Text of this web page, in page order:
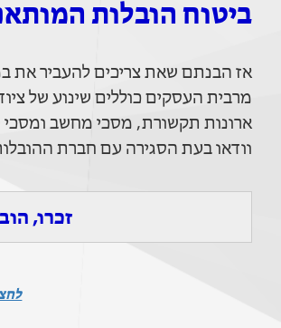
ביטוח הובלות
אז הבנתם שאת צריכים להעביר את
מרבית העסקים כוללים שינוע של
ארונות תקשורת, מסכי מחשב ומסכי
וודאו בעת הסגירה עם חברת
זכרו,